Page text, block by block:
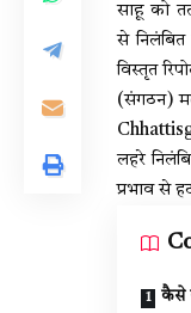
साहू को
से
विस्तृत
(संगठन)
लहरे
प्रभाव से
कैसे